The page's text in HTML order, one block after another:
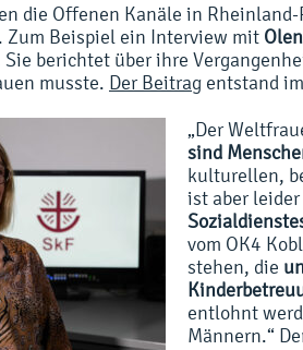
die Offenen Kanäle in
Zum Beispiel ein Interview mit
berichtet über ihre
musste. Der Beitrag entstand
„Der
sind
kulturellen,
ist aber
vom OK4
stehen, die
entlohnt
Männern.“